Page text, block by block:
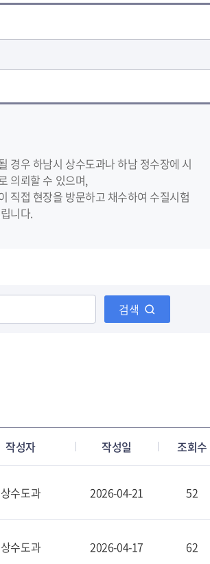
경우 하남시 상수도과나 하남 정수장에 시
의뢰할 수 있으며,
직접 현장을 방문하고 채수하여 수질시험
니다.
검색
작성자 작성일 조회수
상수도과 2026-04-21 52
상수도과 2026-04-17 62